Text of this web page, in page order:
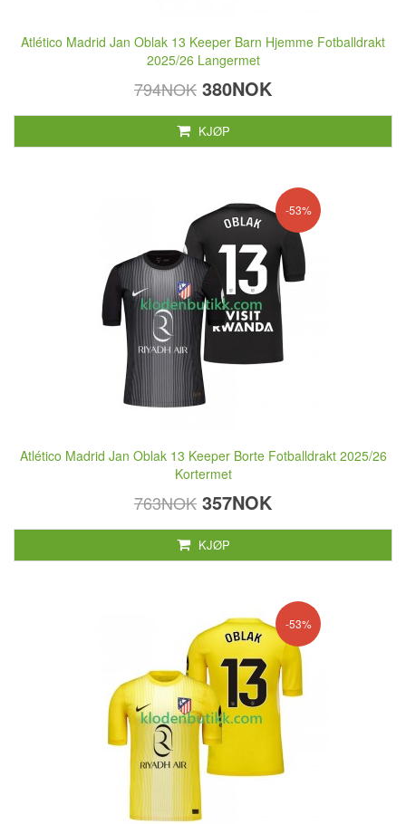
Atlético Madrid Jan Oblak 13 Keeper Barn Hjemme Fotballdrakt
2025/26 Langermet
794NOK 380NOK
KJØP
-53%
Atlético Madrid Jan Oblak 13 Keeper Borte Fotballdrakt 2025/26
Kortermet
763NOK 357NOK
KJØP
-53%